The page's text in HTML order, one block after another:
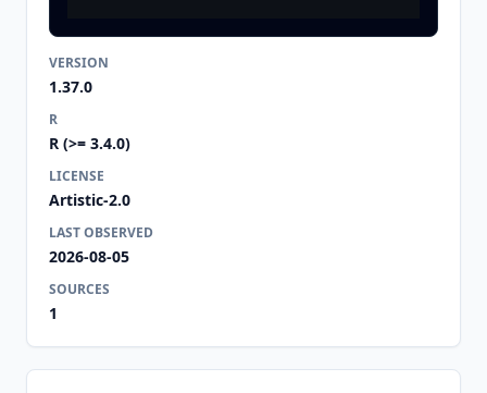
VERSION
1.37.0
R
R (>= 3.4.0)
LICENSE
Artistic-2.0
LAST OBSERVED
2026-08-05
SOURCES
1